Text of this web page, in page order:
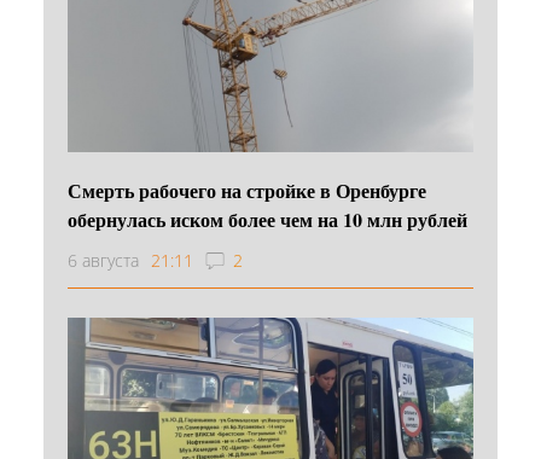
Смерть рабочего на стройке в Оренбурге
обернулась иском более чем на 10 млн рублей
6 августа 21:11 2